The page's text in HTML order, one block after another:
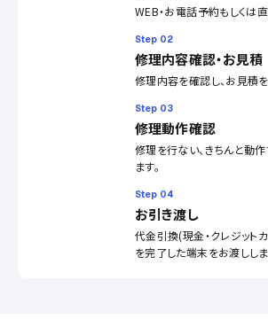
WEB・お電話予約もしくは
Step 02
修理内容確認・お見積
修理内容を確認し、お見積を
Step 03
修理動作確認
修理を行ない、きちんと動
ます。
Step 04
お引き渡し
代金引換(現金・クレジット
を完了した端末をお渡ししま